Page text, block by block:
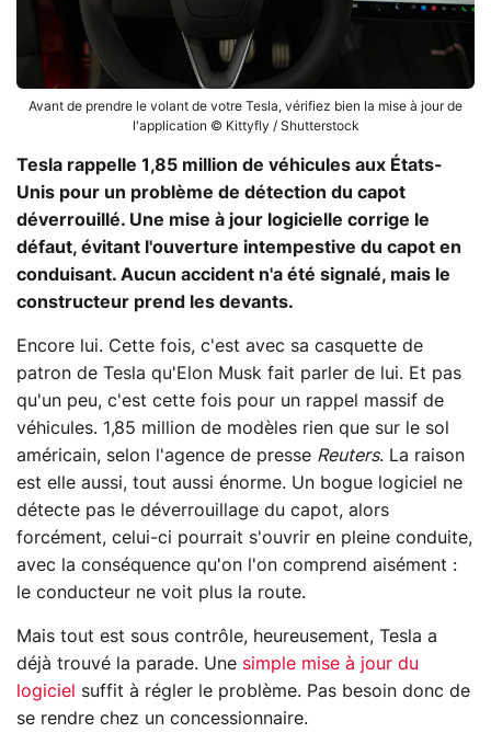
Avant de prendre le volant de votre Tesla, vérifiez bien la mise à jour de
l'application © Kittyfly / Shutterstock
Tesla rappelle 1,85 million de véhicules aux États-
Unis pour un problème de détection du capot
déverrouillé. Une mise à jour logicielle corrige le
défaut, évitant l'ouverture intempestive du capot en
conduisant. Aucun accident n'a été signalé, mais le
constructeur prend les devants.
Encore lui. Cette fois, c'est avec sa casquette de
patron de Tesla qu'Elon Musk fait parler de lui. Et pas
qu'un peu, c'est cette fois pour un rappel massif de
véhicules. 1,85 million de modèles rien que sur le sol
américain, selon l'agence de presse Reuters. La raison
est elle aussi, tout aussi énorme. Un bogue logiciel ne
détecte pas le déverrouillage du capot, alors
forcément, celui-ci pourrait s'ouvrir en pleine conduite,
avec la conséquence qu'on l'on comprend aisément :
le conducteur ne voit plus la route.
Mais tout est sous contrôle, heureusement, Tesla a
déjà trouvé la parade. Une simple mise à jour du
logiciel
suffit à régler le problème. Pas besoin donc de
se rendre chez un concessionnaire.